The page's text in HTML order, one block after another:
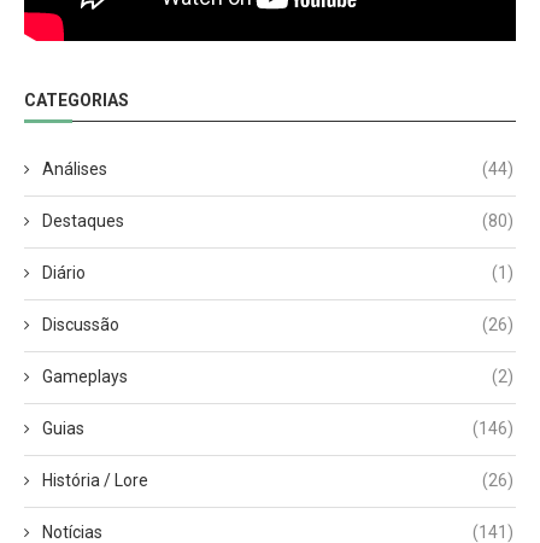
CATEGORIAS
Análises (44)
Destaques (80)
Diário (1)
Discussão (26)
Gameplays (2)
Guias (146)
História / Lore (26)
Notícias (141)